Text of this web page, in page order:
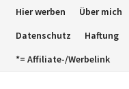
ZumHier werben Über mich
Datenschutz
Haftung
*= Affiliate-/Werbelink